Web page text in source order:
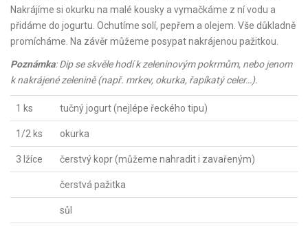
Nakrájíme si okurku na malé kousky a vymačkáme z ní vodu a
přidáme do jogurtu. Ochutíme solí, pepřem a olejem. Vše důkladně
promícháme. Na závěr můžeme posypat nakrájenou pažitkou.
Poznámka: Dip se skvěle hodí k zeleninovým pokrmům, nebo jenom
k nakrájené zelenině (např. mrkev, okurka, řapíkatý celer…).
1 ks tučný jogurt (nejlépe řeckého tipu)
1/2 ks okurka
3 lžíce čerstvý kopr (můžeme nahradit i zavařeným)
čerstvá pažitka
sůl